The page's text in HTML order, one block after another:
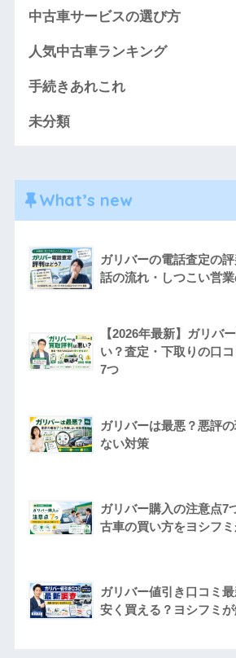
中古車サービスの選び方
人気中古車ランキング
手続きあれこれ
未分類
What’s new
ガリバーの電話査定の
話の流れ・しつこい営
【2026年最新】ガリバ
い？査定・下取りの口
7つ
ガリバーは最悪？悪評
ない対策
ガリバー購入の注意点7
古車の買い方をヨシフ
ガリバー値引き口コミ
安く買える？ヨシフミ